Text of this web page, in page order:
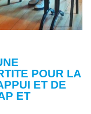
POUR LA
ET DE
ET